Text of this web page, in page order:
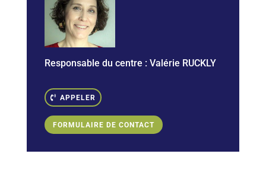
Responsable du centre : Valérie RUCKLY
APPELER
FORMULAIRE DE CONTACT